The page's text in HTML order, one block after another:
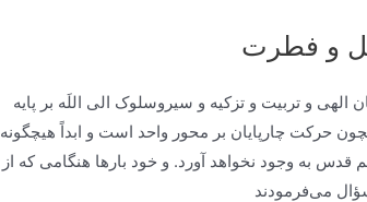
و فطرت
و تربيت و تزكيه و سيروسلوک الى اللَه بر پايه
چارپايان بر محور واحد است و ابداً هيچ‏گونه
به وجود نخواهد آورد. و خود بارها هنگامى كه از
می‌فرمودند